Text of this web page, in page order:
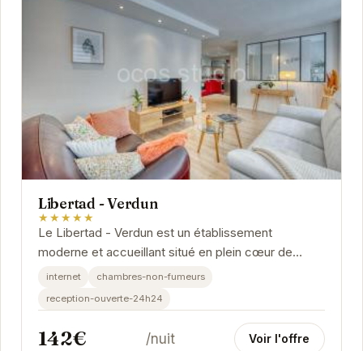
Libertad - Verdun
★★★★★
Le Libertad - Verdun est un établissement
moderne et accueillant situé en plein cœur de
Grenoble. Sa situation privilégiée permet aux
internet
chambres-non-fumeurs
reception-ouverte-24h24
142€ /nuit Voir l'offre